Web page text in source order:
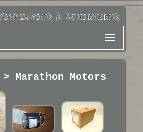
> Marathon Motors